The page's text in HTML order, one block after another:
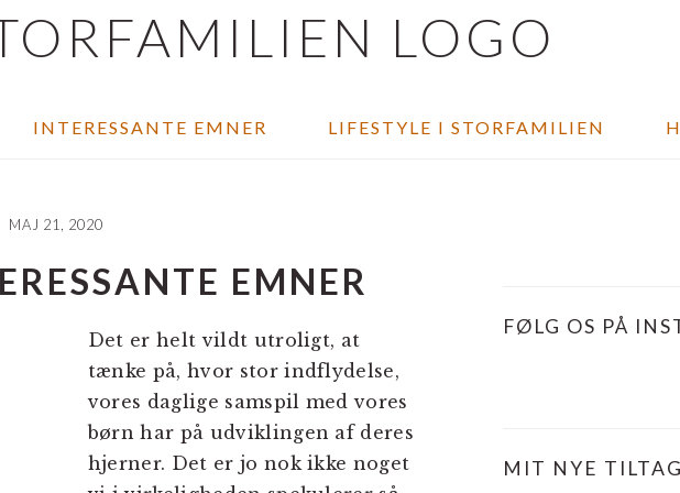
INTERESSANTE EMNER LIFESTYLE I STORFAMILIEN
MAJ 21, 2020
EMNER
Det er helt vildt utroligt, at
tænke på, hvor stor indflydelse,
vores daglige samspil med vores
børn har på udviklingen af deres
hjerner. Det er jo nok ikke noget
FØLG OS PÅ
MIT NYE